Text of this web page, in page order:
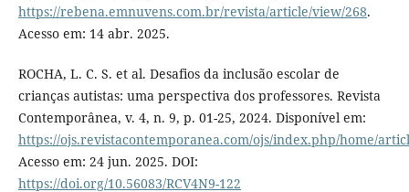
https://rebena.emnuvens.com.br/revista/article/view/268.
Acesso em: 14 abr. 2025.
ROCHA, L. C. S. et al. Desafios da inclusão escolar de
crianças autistas: uma perspectiva dos professores. Revista
Contemporânea, v. 4, n. 9, p. 01-25, 2024. Disponível em:
https://ojs.revistacontemporanea.com/ojs/index.php/home/
Acesso em: 24 jun. 2025. DOI:
https://doi.org/10.56083/RCV4N9-122